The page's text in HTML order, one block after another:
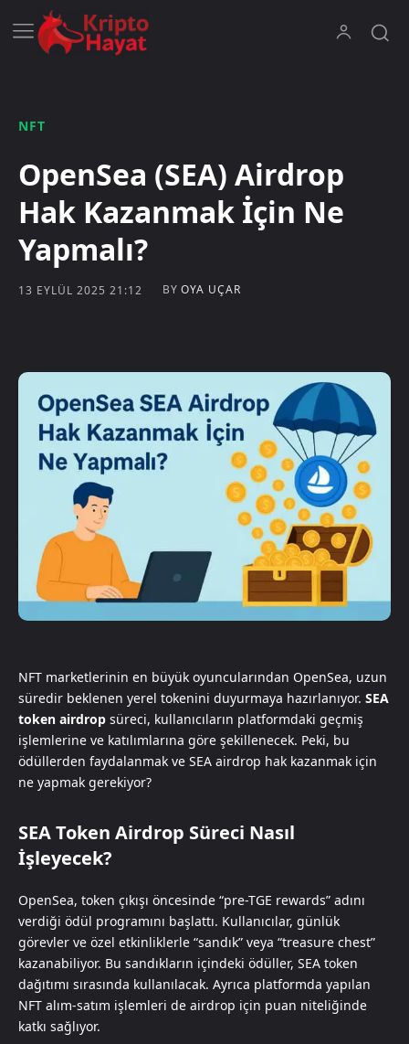
NFT
OpenSea (SEA) Airdrop
Hak Kazanmak İçin Ne
Yapmalı?
13 EYLÜL 2025 21:12 BY OYA UÇAR
NFT marketlerinin en büyük oyuncularından OpenSea, uzun
süredir beklenen yerel tokenini duyurmaya hazırlanıyor. SEA
token airdrop süreci, kullanıcıların platformdaki geçmiş
işlemlerine ve katılımlarına göre şekillenecek. Peki, bu
ödüllerden faydalanmak ve SEA airdrop hak kazanmak için
ne yapmak gerekiyor?
SEA Token Airdrop Süreci Nasıl
İşleyecek?
OpenSea, token çıkışı öncesinde “pre-TGE rewards” adını
verdiği ödül programını başlattı. Kullanıcılar, günlük
görevler ve özel etkinliklerle “sandık” veya “treasure chest”
kazanabiliyor. Bu sandıkların içindeki ödüller, SEA token
dağıtımı sırasında kullanılacak. Ayrıca platformda yapılan
NFT alım-satım işlemleri de airdrop için puan niteliğinde
katkı sağlıyor.